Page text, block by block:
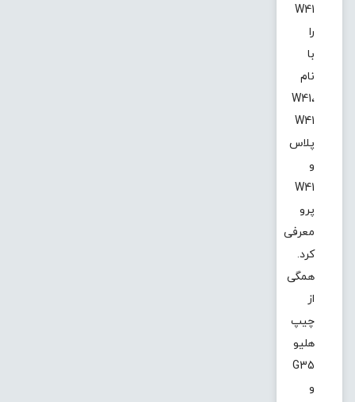
W41
را
با
نام
W41،
W41
پلاس
و
W41
پرو
معرفی
کرد.
همگی
از
چیپ
هلیو
G35
و